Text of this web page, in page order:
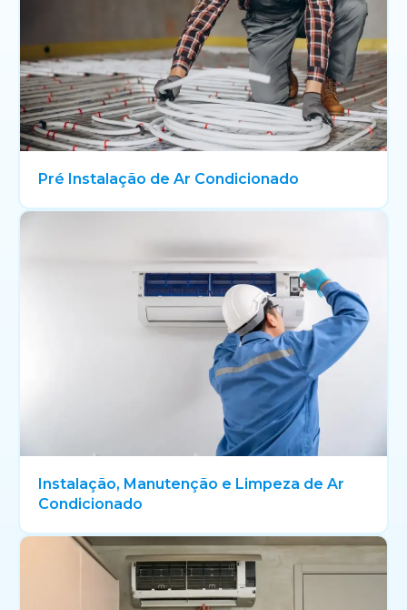
Pré Instalação de Ar Condicionado
Instalação, Manutenção e Limpeza de Ar
Condicionado